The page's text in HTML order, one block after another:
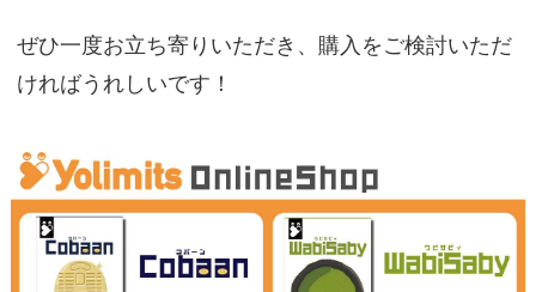
ぜひ一度お立ち寄りいただき、購入をご検討いただ
ければうれしいです！